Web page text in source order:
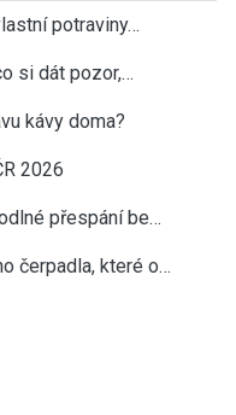
potraviny…
si dát pozor,…
kávy doma?
2026
přespání be…
čerpadla, které o…